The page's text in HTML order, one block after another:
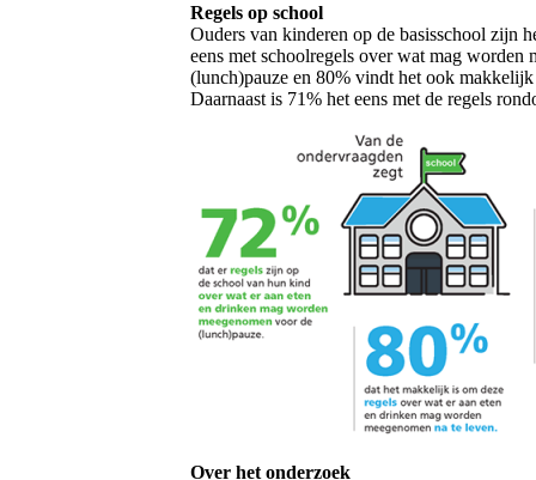
Regels op school
Ouders van kinderen op de basisschool zijn
eens met schoolregels over wat mag worden
(lunch)pauze en 80% vindt het ook
Daarnaast is 71% het eens met de regels
Over het onderzoek